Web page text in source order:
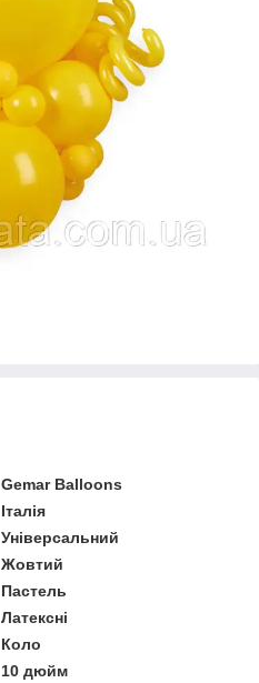
Gemar Balloons
Італія
Універсальний
Жовтий
Пастель
Латексні
Коло
10 дюйм